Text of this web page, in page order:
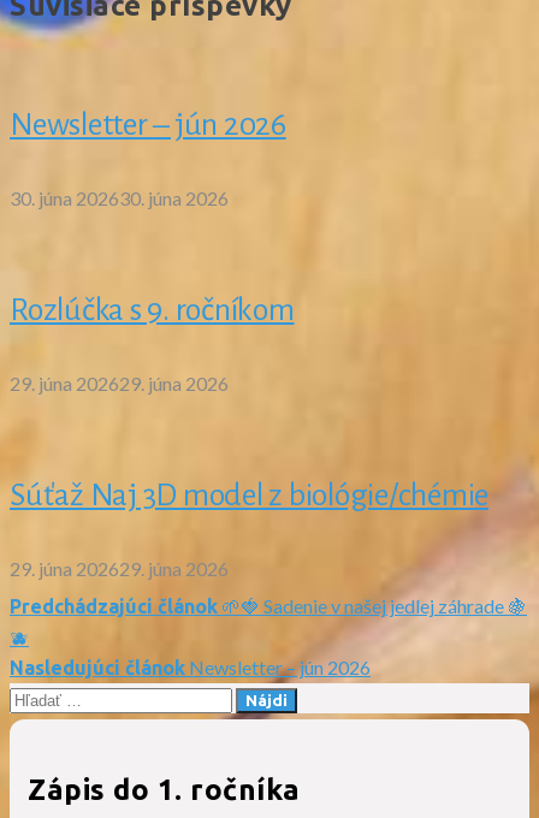
Newsletter – jún 2026
30. júna 202630. júna 2026
Rozlúčka s 9. ročníkom
29. júna 202629. júna 2026
Súťaž Naj 3D model z biológie/chémie
29. júna 202629. júna 2026
Navigácia
v
článku
Predchádzajúci článok 🌱🍓 Sadenie v našej jedlej záhrade 🍇
🫐
Nasledujúci článok Newsletter – jún 2026
Hľadať:
Zápis do 1. ročníka